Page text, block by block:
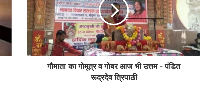
गौमाता का गोमूत्र व गोबर आज भी उत्तम - पंडित
रूद्रदेव त्रिपाठी